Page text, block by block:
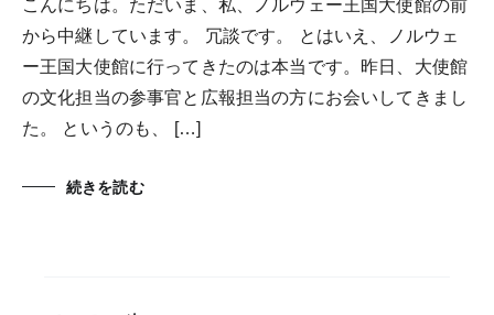
こんにちは。ただいま、私、ノルウェー王国大使館の前
から中継しています。 冗談です。 とはいえ、ノルウェ
ー王国大使館に行ってきたのは本当です。昨日、大使館
の文化担当の参事官と広報担当の方にお会いしてきまし
た。 というのも、 […]
続きを読む